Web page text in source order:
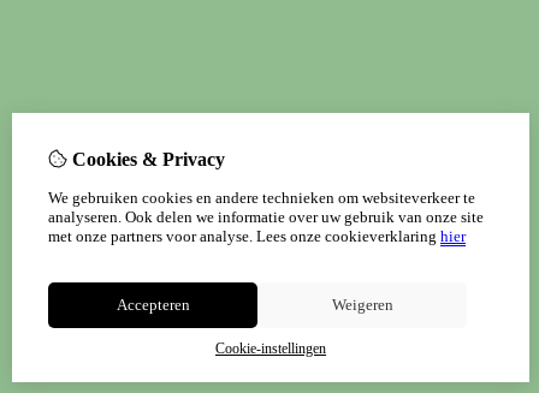
Cookies & Privacy
We gebruiken cookies en andere technieken om websiteverkeer te
analyseren. Ook delen we informatie over uw gebruik van onze site
met onze partners voor analyse. Lees onze cookieverklaring hier
Accepteren Weigeren
Cookie-instellingen